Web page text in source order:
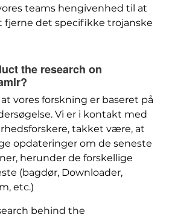
teams hengivenhed til at
det specifikke trojanske
the research on
?
vores forskning er baseret på
Vi er i kontakt med
takket være, at
opdateringer om de seneste
herunder de forskellige
(bagdør, Downloader,
etc.)
behind the